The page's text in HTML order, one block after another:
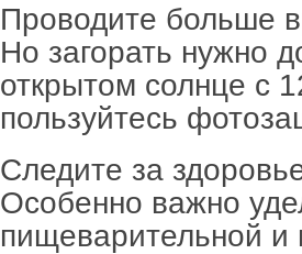
Проводите больше
Но загорать нужно
открытом солнце с
пользуйтесь
Следите за
Особенно важно
пищеварительной и